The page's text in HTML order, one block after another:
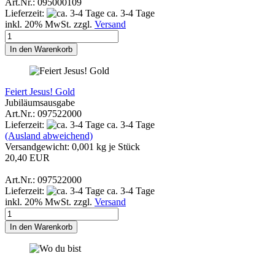
Lieferzeit:
ca. 3-4 Tage
inkl. 20% MwSt. zzgl. Versand
In den Warenkorb
Feiert Jesus! Gold
Jubiläumsausgabe
Art.Nr.: 097522000
Lieferzeit:
ca. 3-4 Tage
(Ausland abweichend)
Versandgewicht: 0,001 kg je Stück
20,40 EUR
Art.Nr.: 097522000
Lieferzeit:
ca. 3-4 Tage
inkl. 20% MwSt. zzgl. Versand
In den Warenkorb